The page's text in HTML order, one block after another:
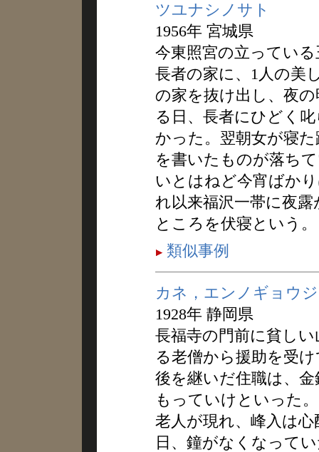
ツユナシノサト
1956年 宮城県
今東照宮の立ってい
長者の家に、1人の美
の家を抜け出し、夜
る日、長者にひどく
かった。翌朝女が寝
を書いたものが落ち
いとはねど今宵ばか
れ以来福沢一帯に夜
ところを伏寝という。
類似事例
カネ，エンノギョウ
1928年 静岡県
長福寺の門前に貧し
る老僧から援助を受
後を継いだ住職は、
もっていけといった
老人が現れ、峰入は
日、鐘がなくなって